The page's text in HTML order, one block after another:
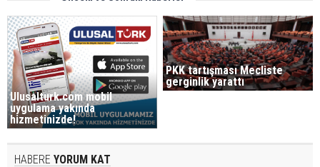
Ulusalturk.com mobil
uygulama yakında
hizmetinizde!
PKK tartışması Mecliste
gerginlik yarattı
HABERE YORUM KAT